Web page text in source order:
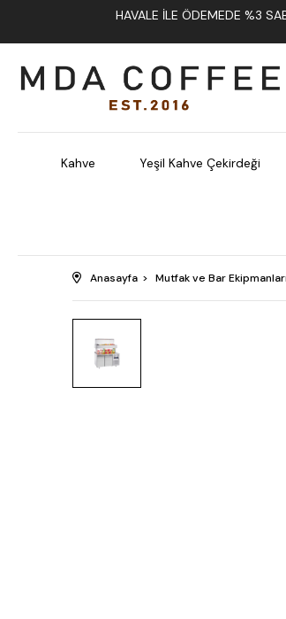
HAVALE İLE ÖDEMEDE %3
Kahve Yeşil Kahve Çekirdeği
Anasayfa Mutfak ve Bar Ekipmanları